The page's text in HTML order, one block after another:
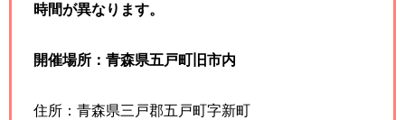
時間が異なります。
開催場所：青森県五戸町旧市内
住所：青森県三戸郡五戸町字新町